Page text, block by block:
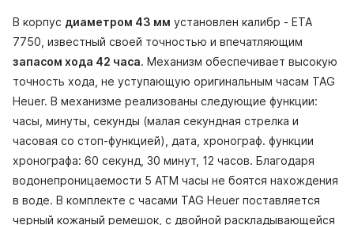
В корпус диаметром 43 мм установлен калибр - ETA
7750, известный своей точностью и впечатляющим
запасом хода 42 часа. Механизм обеспечивает высокую
точность хода, не уступающую оригинальным часам TAG
Heuer. В механизме реализованы следующие функции:
часы, минуты, секунды (малая секундная стрелка и
часовая со стоп-функцией), дата, хронограф. функции
хронографа: 60 секунд, 30 минут, 12 часов. Благодаря
водонепроницаемости 5 АТМ часы не боятся нахождения
в воде. В комплекте с часами TAG Heuer поставляется
черный кожаный ремешок, с двойной раскладывающейся